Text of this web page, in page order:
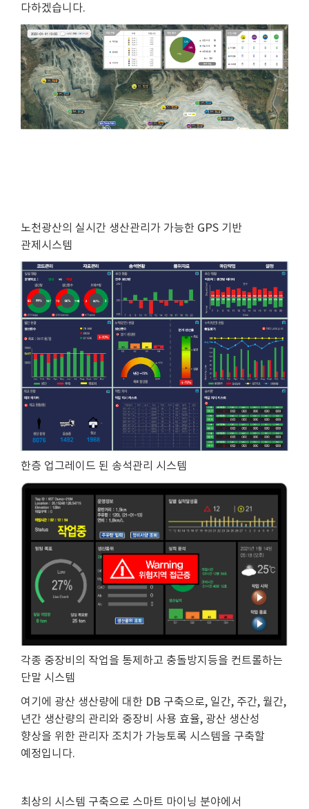
다하겠습니다.
노천광산의 실시간 생산관리가 가능한 GPS 기반
관제시스템
한층 업그레이드 된 송석관리 시스템
각종 중장비의 작업을 통제하고 충돌방지등을 컨트롤하는
단말 시스템
​여기에 광산 생산량에 대한 DB 구축으로, 일간, 주간, 월간,
년간 생산량의 관리와 중장비 사용 효율, 광산 생산성
향상을 위한 관리자 조치가 가능토록 시스템을 구축할
예정입니다.
최상의 시스템 구축으로 스마트 마이닝 분야에서